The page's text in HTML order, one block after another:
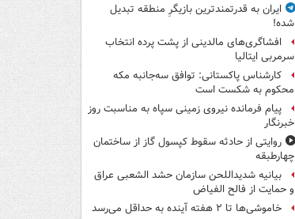
ایران به قدرتمندترین بازیگرِ منطقه تبدیل
شده!
افشاگری‌های مالدینی از پشت پرده انتخاب
سرمربی ایتالیا
کارشناس پاکستانی: توافق سه‌جانبه مکه
محکوم به شکست است
پیام فرمانده نیروی زمینی سپاه به مناسبت روز
خبرنگار
روایتی از حادثه سقوط کپسول گاز از ساختمان
چهارطبقه
بیانیه شدیداللحن سازمان حشد الشعبی عراق
و حمایت از فالح الفیاض
خاموشی‌ها تا ۲ هفته آینده به حداقل می‌رسد